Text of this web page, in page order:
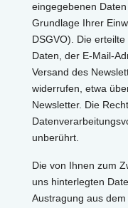
eingegebenen
Grundlage Ihrer
DSGVO). Die
Daten, der E-Mail-
Versand des
widerrufen, etwa
Newsletter. Die
unberührt.
Die von Ihnen zum
uns hinterlegten
Austragung aus